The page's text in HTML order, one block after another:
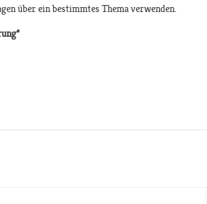
über ein bestimmtes Thema verwenden.